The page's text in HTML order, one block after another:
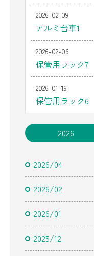
2026-02-09
アルミ台車1
2026-02-06
保管用ラック7
2026-01-19
保管用ラック6
2026
2026/04
2026/02
2026/01
2025/12